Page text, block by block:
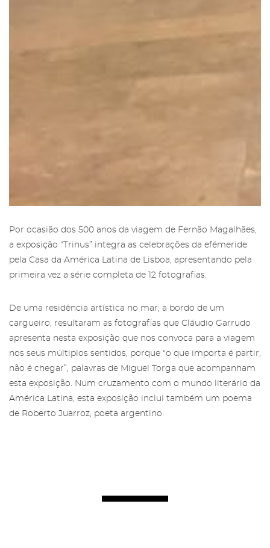
Por ocasião dos 500 anos da viagem de Fernão Magalhães,
a exposição “Trinus” integra as celebrações da efémeride
pela Casa da América Latina de Lisboa, apresentando pela
primeira vez a série completa de 12 fotografias.
De uma residência artística no mar, a bordo de um
cargueiro, resultaram as fotografias que Cláudio Garrudo
apresenta nesta exposição que nos convoca para a viagem
nos seus múltiplos sentidos, porque “o que importa é partir,
não é chegar”, palavras de Miguel Torga que acompanham
esta exposição. Num cruzamento com o mundo literário da
América Latina, esta exposição inclui também um poema
de Roberto Juarroz, poeta argentino.